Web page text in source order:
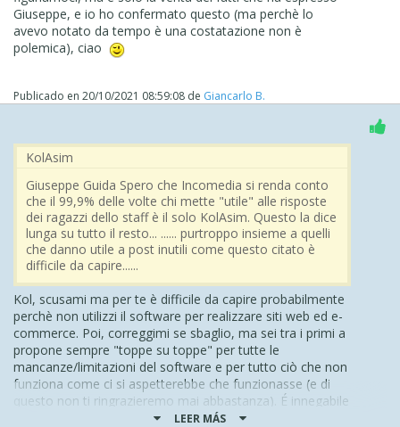
Giuseppe, e io ho confermato questo (ma perchè lo
avevo notato da tempo è una costatazione non è
polemica), ciao
Publicado en 20/10/2021 08:59:08 de Giancarlo B.
‪ KolAsim ‪ ‪
Giuseppe Guida Spero che Incomedia si renda conto
che il 99,9% delle volte chi mette "utile" alle risposte
dei ragazzi dello staff è il solo KolAsim. Questo la dice
lunga su tutto il resto... ...... purtroppo insieme a quelli
che danno utile a post inutili come questo citato è
difficile da capire......
Kol, scusami ma per te è difficile da capire probabilmente
perchè non utilizzi il software per realizzare siti web ed e-
commerce. Poi, correggimi se sbaglio, ma sei tra i primi a
propone sempre "toppe su toppe" per tutte le
mancanze/limitazioni del software e per tutto ciò che non
funziona come ci si aspetterebbe che funzionasse (e di
questo non ti ringrazieremo mai abbastanza). É innegabile
che Website X5 è un software che ha bisogno, su quasi
LEER MÁS